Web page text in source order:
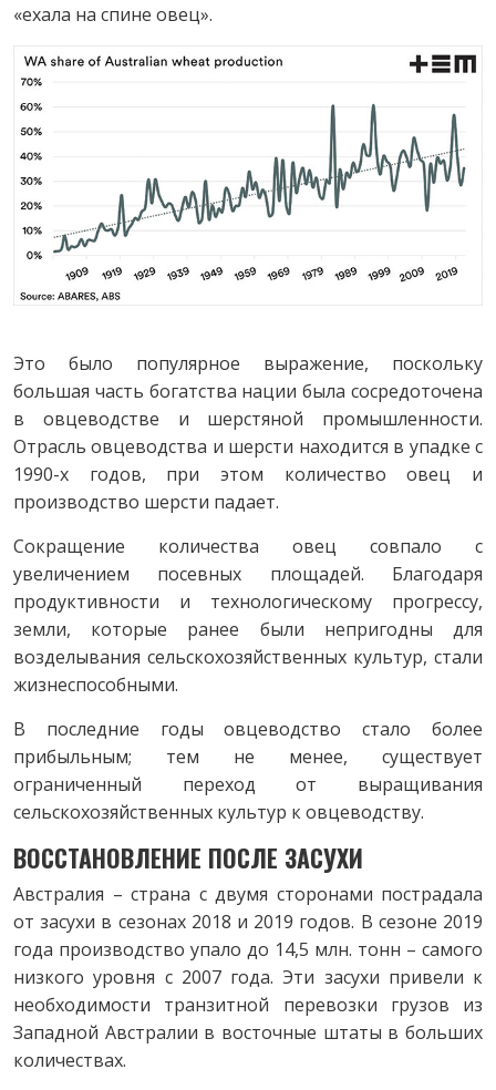
«ехала на спине овец».
Это было популярное выражение, поскольку
большая часть богатства нации была сосредоточена
в овцеводстве и шерстяной промышленности.
Отрасль овцеводства и шерсти находится в упадке с
1990-х годов, при этом количество овец и
производство шерсти падает.
Сокращение количества овец совпало с
увеличением посевных площадей. Благодаря
продуктивности и технологическому прогрессу,
земли, которые ранее были непригодны для
возделывания сельскохозяйственных культур, стали
жизнеспособными.
В последние годы овцеводство стало более
прибыльным; тем не менее, существует
ограниченный переход от выращивания
сельскохозяйственных культур к овцеводству.
ВОССТАНОВЛЕНИЕ ПОСЛЕ ЗАСУХИ
Австралия – страна с двумя сторонами пострадала
от засухи в сезонах 2018 и 2019 годов. В сезоне 2019
года производство упало до 14,5 млн. тонн – самого
низкого уровня с 2007 года. Эти засухи привели к
необходимости транзитной перевозки грузов из
Западной Австралии в восточные штаты в больших
количествах.